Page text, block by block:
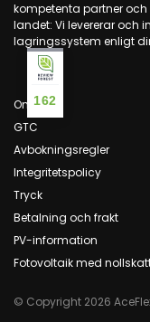
kompetenta partner
landet: Vi levererar och
lagringssystem enligt
Om oss
GTC
Avbokningsregler
Integritetspolicy
Tryck
Betalning och frakt
PV-information
Fotovoltaik med
© Copyright 2026
162